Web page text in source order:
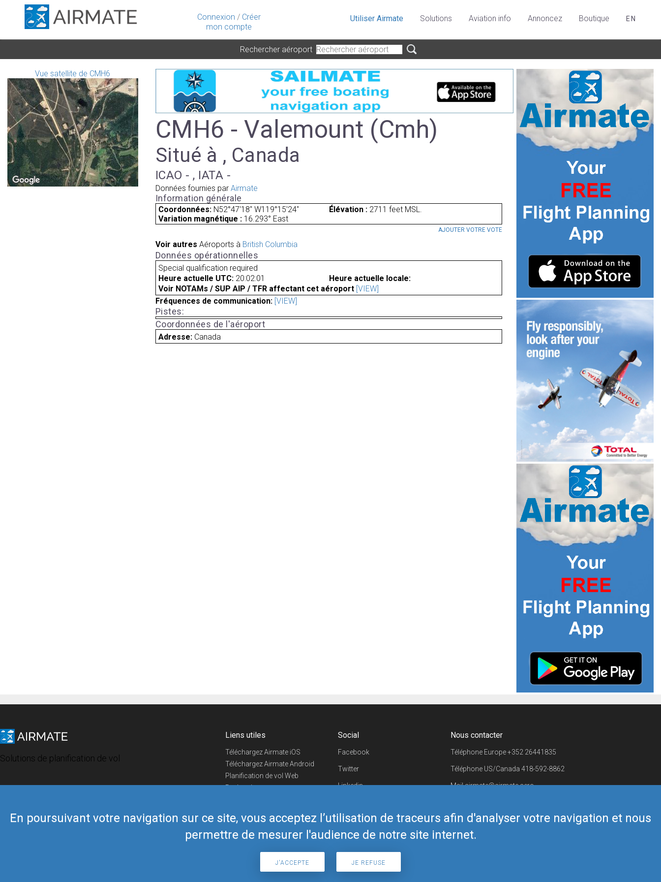
Connexion / Créer
mon compte
En poursuivant votre navigation sur ce site, vous acceptez l’utilisation de traceurs afin d'analyser votre navigation et nous
permettre de mesurer l'audience de notre site internet.
J'ACCEPTE JE REFUSE
Utiliser Airmate Solutions Aviation info Annoncez Boutique EN
Rechercher aéroport
Vue satellite de CMH6
CMH6 - Valemount (Cmh)
Situé à , Canada
ICAO - , IATA -
Données fournies par Airmate
Information générale
Coordonnées: N52°47'18" W119°15'24" Élévation :2711 feet MSL.
Variation magnétique : 16.293° East
AJOUTER VOTRE VOTE
Voir autres Aéroports à British Columbia
Données opérationnelles
Special qualification required
Heure actuelle UTC: 20:02:01
Heure actuelle locale:
Voir NOTAMs / SUP AIP / TFR affectant cet aéroport [VIEW]
Fréquences de communication: [VIEW]
Pistes:
Coordonnées de l'aéroport
Adresse: Canada
Solutions de planification de vol
Liens utiles
Téléchargez Airmate iOS
Téléchargez Airmate Android
Planification de vol Web
Recherche
Boutique Airmate
Social
Facebook
Twitter
Linkedin
Telegram
Nous contacter
Téléphone Europe+352 26441835
Téléphone US/Canada 418-592-8862
Mailairmate@airmate.aero